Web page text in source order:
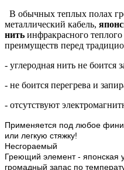
В обычных теплых полах
металлический кабель,
нить инфракрасного
преимуществ перед
- углеродная нить не боится
- не боится перегрева и
- отсутствуют
Применяется под любое
или легкую стяжку!
Несгораемый
Греющий элемент - японская
громадный запас по